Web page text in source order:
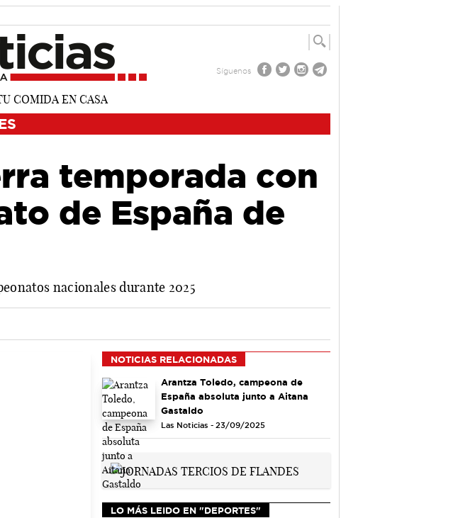
Síguenos
temporada con
de España de
nacionales durante 2025
NOTICIAS RELACIONADAS
Arantza Toledo, campeona de
España absoluta junto a Aitana
Gastaldo
Las Noticias - 23/09/2025
LO MÁS LEIDO EN "DEPORTES"